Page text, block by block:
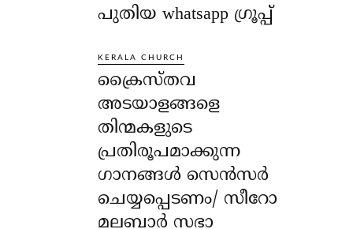
പുതിയ whatsapp ഗ്രൂപ്പ്
KERALA CHURCH
ക്രൈസ്തവ
അടയാളങ്ങളെ
തിന്മകളുടെ
പ്രതിരൂപമാക്കുന്ന
ഗാനങ്ങൾ സെൻസർ
ചെയ്യപ്പെടണം/ സീറോ
മലബാർ സഭാ